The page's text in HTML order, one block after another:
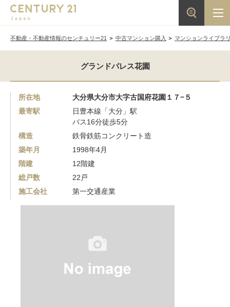
不動産・不動産情報のセンチュリー21 中古マンション購入 マンションライブラ
グランドパレス花園
所在地
大分県大分市大字古国府花園１７−５
最寄駅
日豊本線「大分」駅
バス16分徒歩5分
構造
鉄骨鉄筋コンクリート造
築年月
1998年4月
階建
12階建
総戸数
22戸
施工会社
第一交通産業